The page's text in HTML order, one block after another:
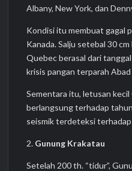
Albany, New York, dan
Kondisi itu membuat gagal
Kanada. Salju setebal 30
Quebec berasal dari
krisis pangan terparah
Sementara itu, letusan kecil
berlangsung terhadap
seismik terdeteksi
2. Gunung Krakatau
Setelah 200 th. “tidur”,